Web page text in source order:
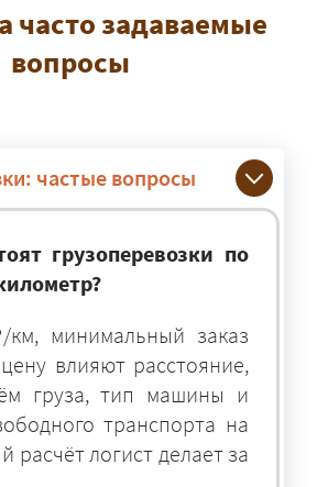
часто задаваемые
вопросы
частые вопросы
грузоперевозки по
минимальный заказ
влияют расстояние,
груза, тип машины и
транспорта на
расчёт логист делает за